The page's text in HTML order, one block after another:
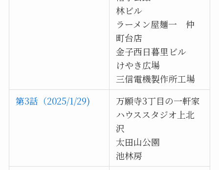
林ビル
ラーメン屋麺一 仲
町台店
金子西日暮里ビル
けやき広場
三信電機製作所工場
第3話（2025/1/29)
万願寺3丁目の一軒家
ハウススタジオ上北
沢
太田山公園
池林房